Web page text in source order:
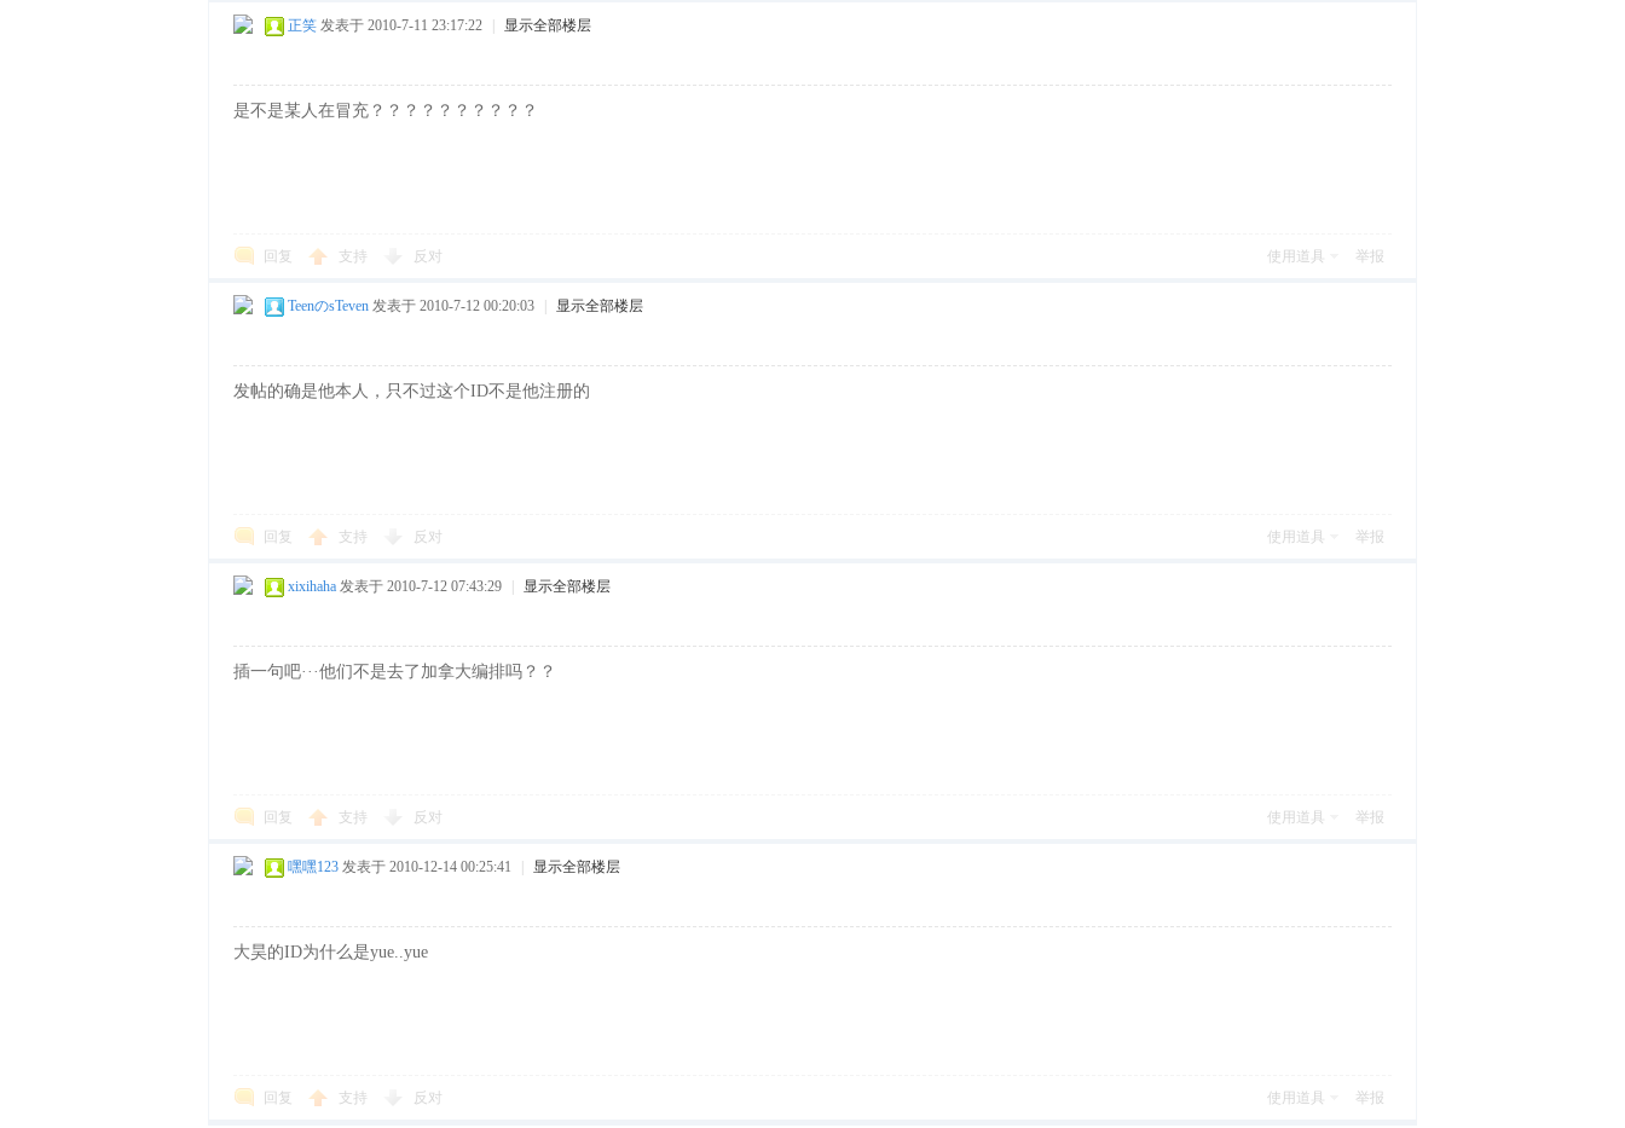
正笑 发表于 2010-7-11 23:17:22 显示全部楼层
是不是某人在冒充？？？？？？？？？？
回复 支持 反对 使用道具 举报
TeenのsTeven 发表于 2010-7-12 00:20:03 显示全部楼层
发帖的确是他本人，只不过这个ID不是他注册的
回复 支持 反对 使用道具 举报
xixihaha 发表于 2010-7-12 07:43:29 显示全部楼层
插一句吧···他们不是去了加拿大编排吗？？
回复 支持 反对 使用道具 举报
嘿嘿123 发表于 2010-12-14 00:25:41 显示全部楼层
大昊的ID为什么是yue..yue
回复 支持 反对 使用道具 举报